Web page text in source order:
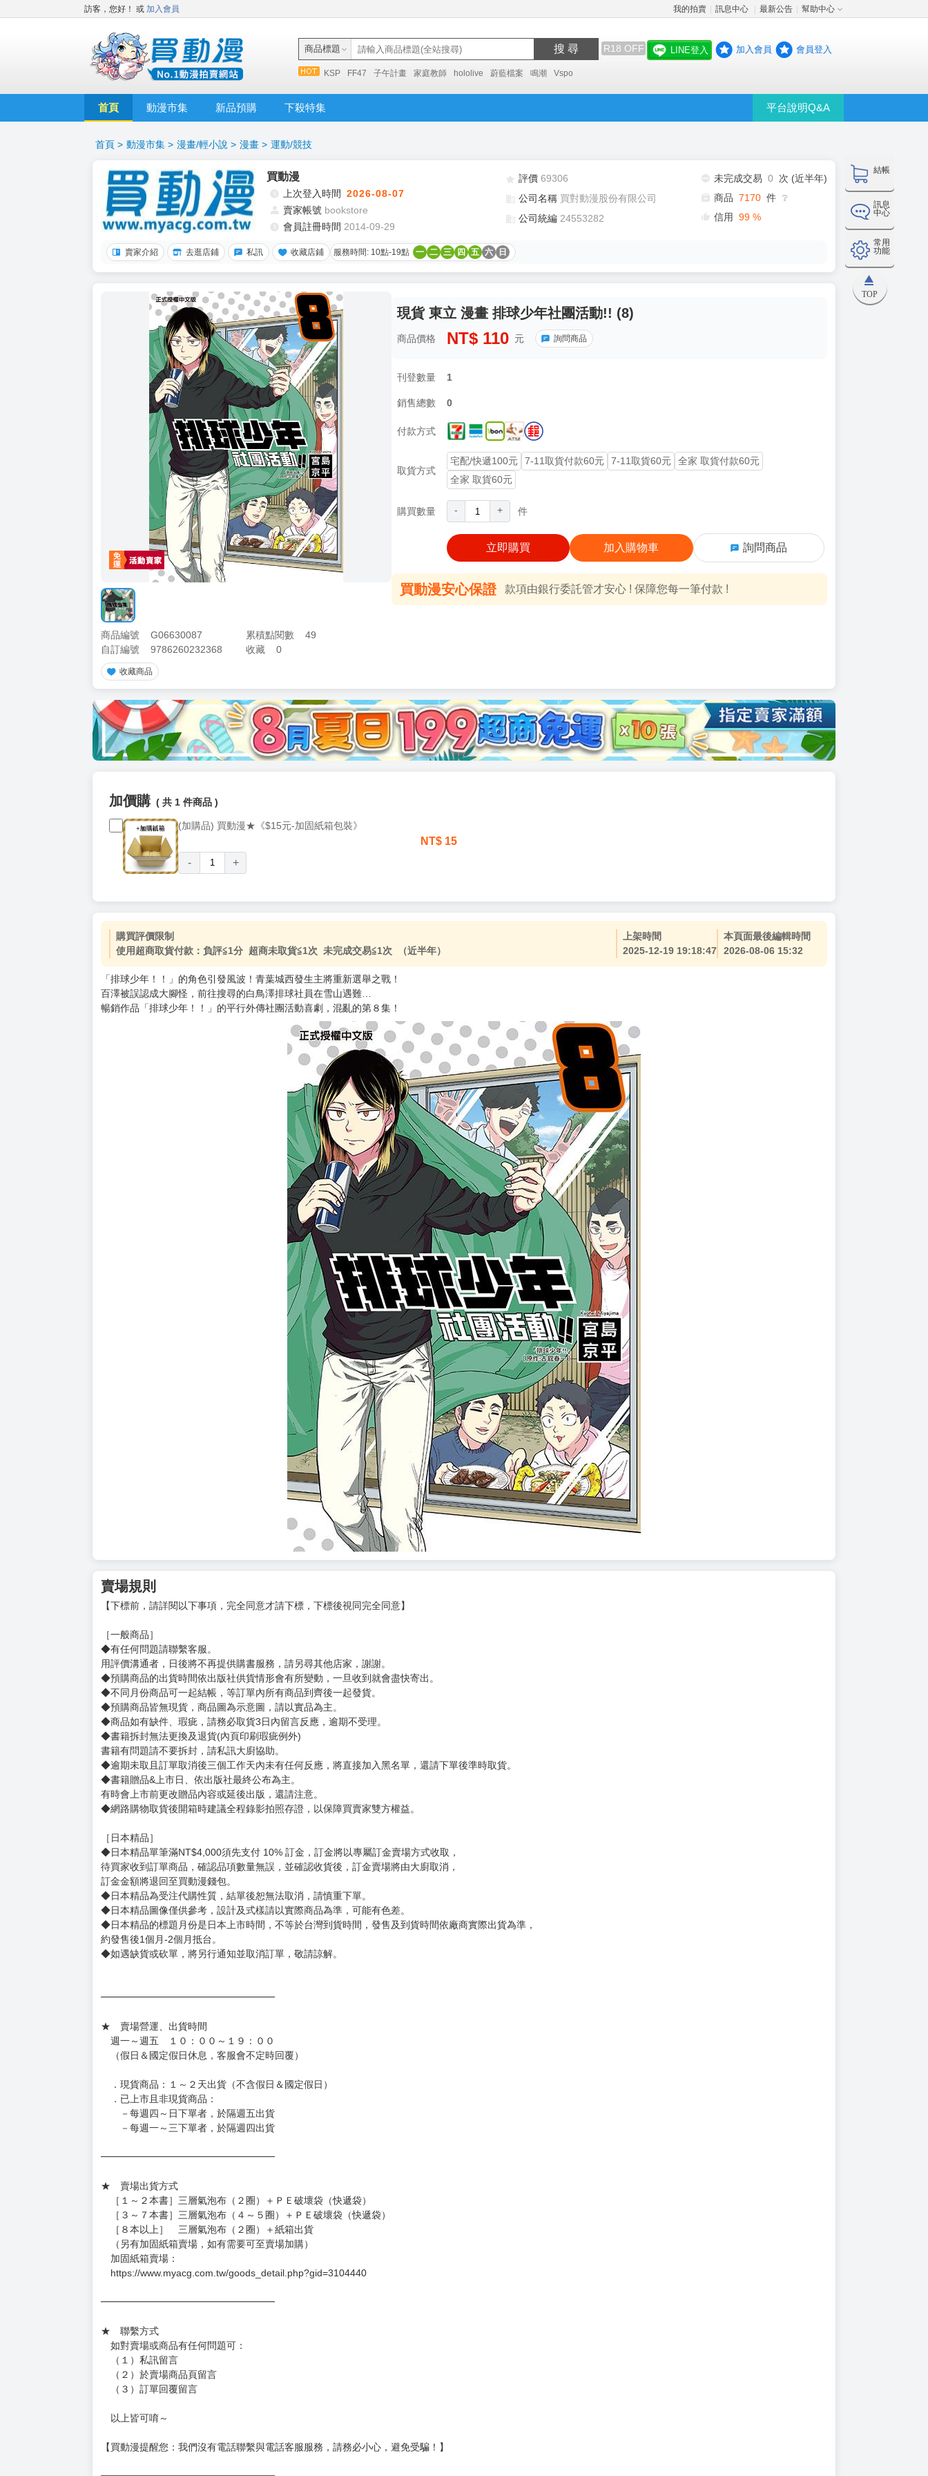
訪客，您好！ 或 加入會員 我的拍賣 訊息中心 最新公告 幫助中心
商品標題 搜 尋 R18 OFF
KSP FF47 子午計畫 家庭教師 hololive 蔚藍檔案 鳴潮 Vspo
LINE登入 加入會員 會員登入
首頁 動漫市集 新品預購 下殺特集 平台說明Q&A
結帳
訊息
中心
常用
功能
TOP
首頁 > 動漫市集 > 漫畫/輕小說 > 漫畫 > 運動/競技
買動漫
上次登入時間 2026-08-07
賣家帳號 bookstore
會員註冊時間 2014-09-29
評價 69306
公司名稱 買對動漫股份有限公司
公司統編 24553282
未完成交易 0
次 (近半年)
商品 7170 件 ❔
信用 99 %
賣家介紹 去逛店鋪 私訊 收藏店鋪 服務時間: 10點-19點 一 二 三 四 五 六 日
商品編號 G06630087 累積點閱數
49
自訂編號
9786260232368 收藏 0
收藏商品
現貨 東立 漫畫 排球少年社團活動!! (8)
商品價格 NT$ 110 元 詢問商品
刊登數量 1
銷售總數 0
付款方式
取貨方式
宅配/快遞100元 7-11取貨付款60元 7-11取貨60元
全家 取貨付款60元
全家 取貨60元
購買數量 - + 件
立即購買 加入購物車 詢問商品
買動漫安心保證 款項由銀行委託管才安心 ! 保障您每一筆付款 !
加價購 ( 共 1 件商品 )
(加購品) 買動漫★《$15元-加固紙箱包裝》
NT$ 15
-
+
購買評價限制
使用超商取貨付款：負評≦1分 超商未取貨≦1次 未完成交易≦1次 （近半年）
上架時間
2025-12-19 19:18:47
本頁面最後編輯時間
2026-08-06 15:32
「排球少年！！」的角色引發風波！青葉城西發生主將重新選舉之戰！
百澤被誤認成大腳怪，前往搜尋的白鳥澤排球社員在雪山遇難…
暢銷作品「排球少年！！」的平行外傳社團活動喜劇，混亂的第８集！
賣場規則
【下標前，請詳閱以下事項，完全同意才請下標，下標後視同完全同意】
［一般商品］
◆有任何問題請聯繫客服。
用評價溝通者，日後將不再提供購書服務，請另尋其他店家，謝謝。
◆預購商品的出貨時間依出版社供貨情形會有所變動，一旦收到就會盡快寄出。
◆不同月份商品可一起結帳，等訂單內所有商品到齊後一起發貨。
◆預購商品皆無現貨，商品圖為示意圖，請以實品為主。
◆商品如有缺件、瑕疵，請務必取貨3日內留言反應，逾期不受理。
◆書籍拆封無法更換及退貨(內頁印刷瑕疵例外)
書籍有問題請不要拆封，請私訊大廚協助。
◆逾期未取且訂單取消後三個工作天內未有任何反應，將直接加入黑名單，還請下單後準時取貨。
◆書籍贈品&上市日、依出版社最終公布為主。
有時會上市前更改贈品內容或延後出版，還請注意。
◆網路購物取貨後開箱時建議全程錄影拍照存證，以保障買賣家雙方權益。
［日本精品］
◆日本精品單筆滿NT$4,000須先支付 10% 訂金，訂金將以專屬訂金賣場方式收取，
待買家收到訂單商品，確認品項數量無誤，並確認收貨後，訂金賣場將由大廚取消，
訂金金額將退回至買動漫錢包。
◆日本精品為受注代購性質，結單後恕無法取消，請慎重下單。
◆日本精品圖像僅供參考，設計及式樣請以實際商品為準，可能有色差。
◆日本精品的標題月份是日本上市時間，不等於台灣到貨時間，發售及到貨時間依廠商實際出貨為準，
約發售後1個月-2個月抵台。
◆如遇缺貨或砍單，將另行通知並取消訂單，敬請諒解。
━━━━━━━━━━━━━━━━━━
★ 賣場營運、出貨時間
週一～週五 １０：００～１９：００
（假日＆國定假日休息，客服會不定時回覆）
．現貨商品：１～２天出貨（不含假日＆國定假日）
．已上市且非現貨商品：
－每週四～日下單者，於隔週五出貨
－每週一～三下單者，於隔週四出貨
━━━━━━━━━━━━━━━━━━
★ 賣場出貨方式
［１～２本書］三層氣泡布（２圈）＋ＰＥ破壞袋（快遞袋）
［３～７本書］三層氣泡布（４～５圈）＋ＰＥ破壞袋（快遞袋）
［８本以上］ 三層氣泡布（２圈）＋紙箱出貨
（另有加固紙箱賣場，如有需要可至賣場加購）
加固紙箱賣場：
https://www.myacg.com.tw/goods_detail.php?gid=3104440
━━━━━━━━━━━━━━━━━━
★ 聯繫方式
如對賣場或商品有任何問題可：
（１）私訊留言
（２）於賣場商品頁留言
（３）訂單回覆留言
以上皆可唷～
【買動漫提醒您：我們沒有電話聯繫與電話客服服務，請務必小心，避免受騙！】